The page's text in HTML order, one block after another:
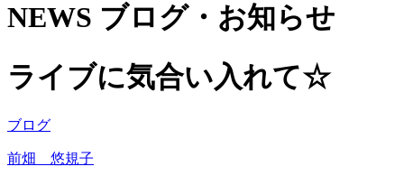
NEWS ブログ・お知らせ
ライブに気合い入れて☆
ブログ
前畑 悠規子